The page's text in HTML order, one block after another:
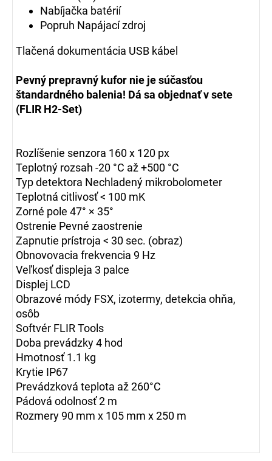
Nabíjačka batérií
Popruh Napájací zdroj
Tlačená dokumentácia USB kábel
Pevný prepravný kufor nie je súčasťou
štandardného balenia! Dá sa objednať v sete
(FLIR H2-Set)
Rozlíšenie senzora 160 x 120 px
Teplotný rozsah -20 °C až +500 °C
Typ detektora Nechladený mikrobolometer
Teplotná citlivosť < 100 mK
Zorné pole 47° × 35°
Ostrenie Pevné zaostrenie
Zapnutie prístroja < 30 sec. (obraz)
Obnovovacia frekvencia 9 Hz
Veľkosť displeja 3 palce
Displej LCD
Obrazové módy FSX, izotermy, detekcia ohňa,
osôb
Softvér FLIR Tools
Doba prevádzky 4 hod
Hmotnosť 1.1 kg
Krytie IP67
Prevádzková teplota až 260°C
Pádová odolnosť 2 m
Rozmery 90 mm x 105 mm x 250 m